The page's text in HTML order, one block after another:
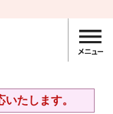
たします。